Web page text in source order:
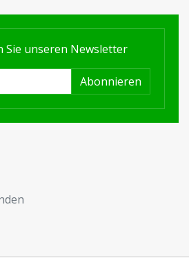
Sie unseren Newsletter
Abonnieren